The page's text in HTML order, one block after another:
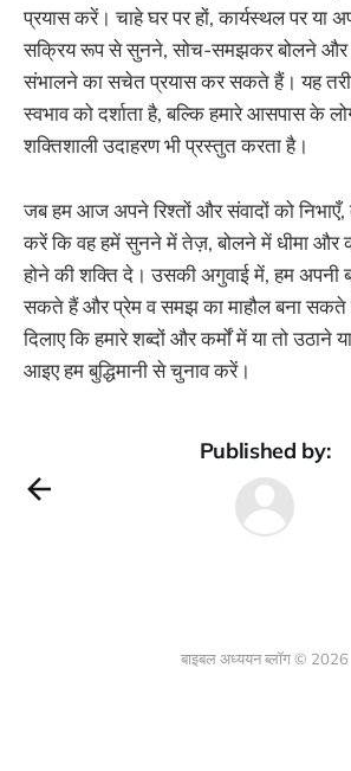
प्रयास करें। चाहे घर पर हों, कार्यस्थल पर या
सक्रिय रूप से सुनने, सोच-समझकर बोलने और
संभालने का सचेत प्रयास कर सकते हैं। यह
स्वभाव को दर्शाता है, बल्कि हमारे आसपास के
शक्तिशाली उदाहरण भी प्रस्तुत करता है।
जब हम आज अपने रिश्तों और संवादों को निभाएँ,
करें कि वह हमें सुनने में तेज़, बोलने में धीमा और
होने की शक्ति दे। उसकी अगुवाई में, हम अपनी
सकते हैं और प्रेम व समझ का माहौल बना सकते
दिलाए कि हमारे शब्दों और कर्मों में या तो उठाने
आइए हम बुद्धिमानी से चुनाव करें।
Published by:
बाइबल अध्ययन ब्लॉग © 2026